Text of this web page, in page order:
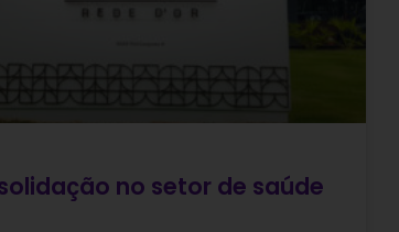
no setor de saúde